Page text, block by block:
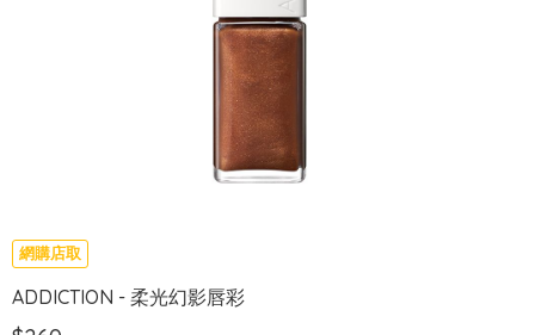
網購店取
ADDICTION - 柔光幻影唇彩